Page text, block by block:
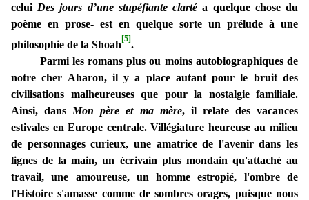
celui Des jours d’une stupéfiante clartéa quelque chose du
poème en prose- est en quelque sorte un prélude à une
philosophie de la Shoah[5].
Parmi les romans plus ou moins autobiographiques de
notre cher Aharon, il y a place autant pour le bruit des
civilisations malheureuses que pour la nostalgie familiale.
Ainsi, dans Mon père et ma mère, il relate des vacances
estivales en Europe centrale. Villégiature heureuse au milieu
de personnages curieux, une amatrice de l'avenir dans les
lignes de la main, un écrivain plus mondain qu'attaché au
travail, une amoureuse, un homme estropié, l'ombre de
l'Histoire s'amasse comme de sombres orages, puisque nous